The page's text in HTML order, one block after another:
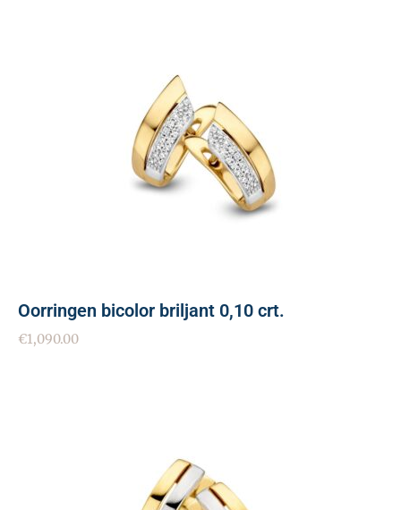
Oorringen bicolor briljant 0,10 crt.
€1,090.00